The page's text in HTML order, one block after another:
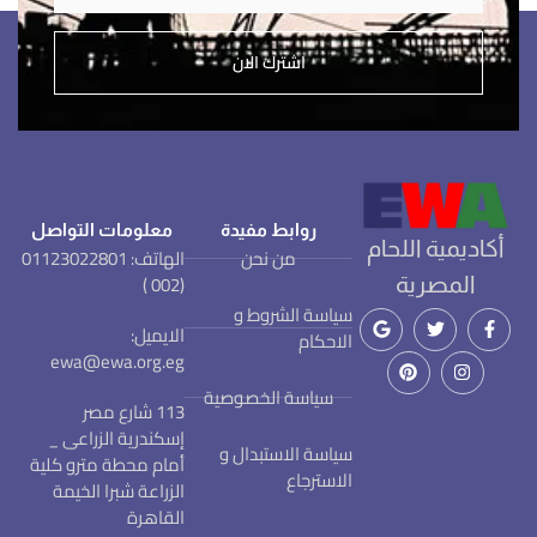
اشترك الان
أكاديمية اللحام
المصرية
روابط مفيدة
من نحن
سياسة الشروط و
الاحكام
سياسة الخصوصية
سياسة الاستبدال و
الاسترجاع
معلومات التواصل
الهاتف: 01123022801
(002 )
الايميل:
ewa@ewa.org.eg
113 شارع مصر
إسكندرية الزراعى _
أمام محطة مترو كلية
الزراعة شبرا الخيمة
القاهرة